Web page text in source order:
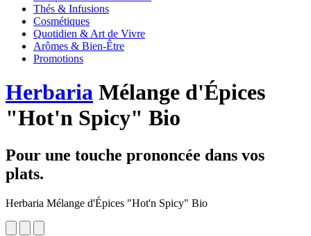
Thés & Infusions
Cosmétiques
Quotidien & Art de Vivre
Arômes & Bien-Être
Promotions
Herbaria Mélange d'Épices
"Hot'n Spicy" Bio
Pour une touche prononcée dans vos
plats.
Herbaria Mélange d'Épices "Hot'n Spicy" Bio